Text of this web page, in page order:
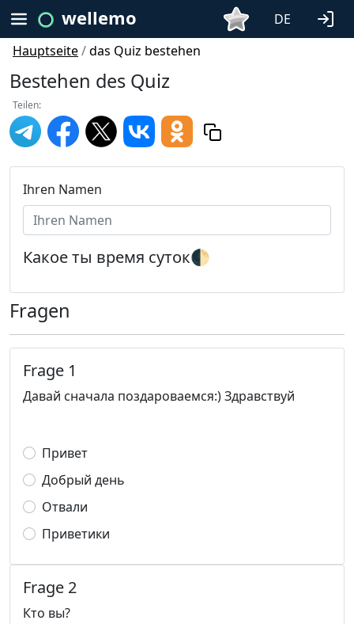
wellemo
DE
Hauptseite/das Quiz bestehen
Bestehen des Quiz
Teilen:
Ihren Namen
Какое ты время суток🌓
Fragen
Frage 1
Давай сначала поздароваемся:) Здравствуй
Привет
Добрый день
Отвали
Приветики
Frage 2
Кто вы?